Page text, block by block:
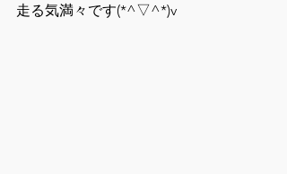
走る気満々です(*^▽^*)v